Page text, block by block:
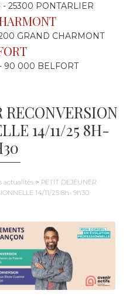
25300 PONTARLIER
GRAND CHARMONT
90 000 BELFORT
RECONVERSION
14/11/25 8H-
actualités > PETIT DEJEUNER
14/11/25 8h- 9h30